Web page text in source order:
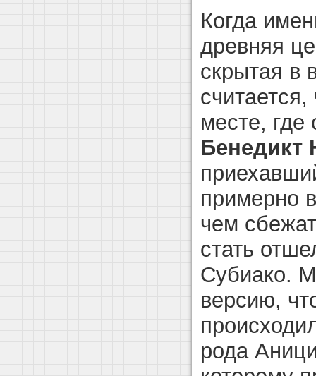
Когда
древняя
скрытая в
месте,
Бенедикт
примерно
чем
стать
Субиако.
версию,
рода